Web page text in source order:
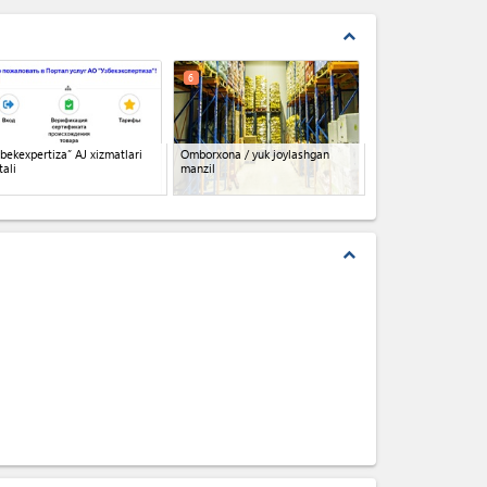
expand_less
AJ xizmatlari
Omborxona / yuk joylashgan
manzil
6
expand_less